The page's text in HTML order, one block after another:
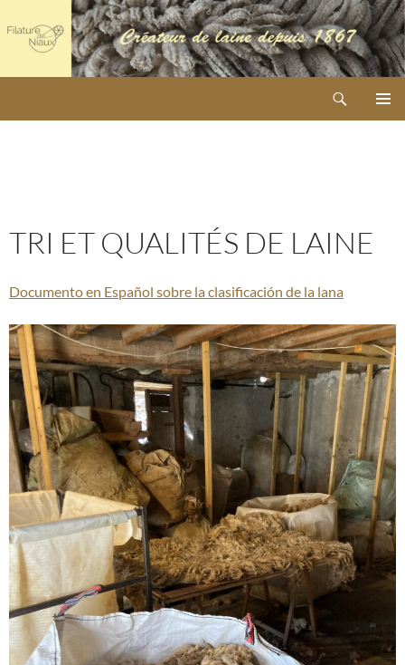
au
contenu
TRI ET QUALITÉS DE LAINE
Documento en Español sobre la clasificación de la lana